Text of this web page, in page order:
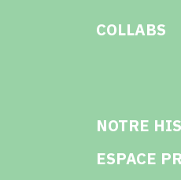
COLLABS
NOTRE
ESPACE